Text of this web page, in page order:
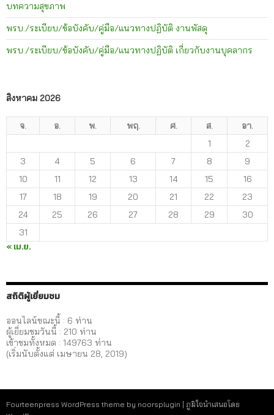
บทความสุขภาพ
พรบ./ระเบียบ/ข้อบังคับ/คู่มือ/แนวทางปฏิบัติ งานพัสดุ
พรบ./ระเบียบ/ข้อบังคับ/คู่มือ/แนวทางปฏิบัติ เกี่ยวกับงานบุคลากร
สิงหาคม 2026
จ. อ. พ. พฤ. ศ. ส.
อา.
1
2
3
4 5 6 7 8
9
10
11 12 13 14 15
16
17
18 19 20 21 22
23
24
25 26 27 28 29
30
31
« เม.ย.
สถิติผู้เยี่ยมชม
ออนไลน์ขณะนี้ : 6 ท่าน
ผู้เยี่ยมชมวันนี้ : 210 ท่าน
เข้าชมทั้งหมด : 149763 ท่าน
(เริ่มนับตั้งแต่ เมษายน 28, 2019)
Fourteenpress WordPress theme by noorsplugin
ภูมิใจนำเสนอโดย